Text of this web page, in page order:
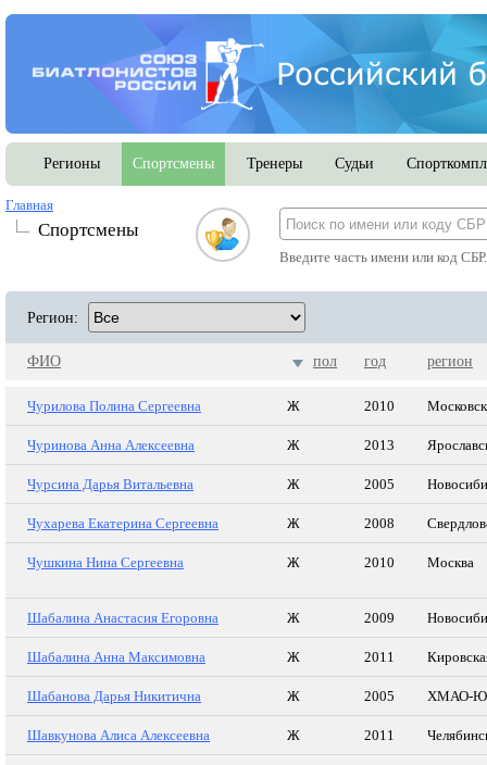
Регионы Спортсмены Тренеры Судьи
Главная
Спортсмены
Введите часть имени или код
Регион:
ФИО пол год регион
Чурилова Полина Сергеевна Ж 2010
Чуринова Анна Алексеевна Ж 2013
Чурсина Дарья Витальевна Ж 2005
Чухарева Екатерина Сергеевна Ж 2008
Чушкина Нина Сергеевна Ж 2010 Москва
Шабалина Анастасия Егоровна Ж 2009
Шабалина Анна Максимовна Ж 2011
Шабанова Дарья Никитична Ж 2005 ХМАО-
Шавкунова Алиса Алексеевна Ж 2011